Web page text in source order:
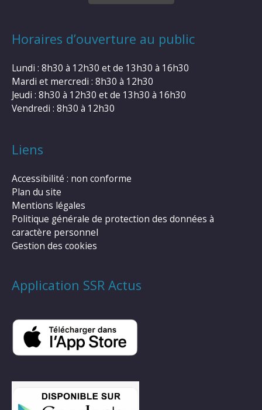
Horaires d’ouverture au public
Lundi : 8h30 à 12h30 et de 13h30 à 16h30
Mardi et mercredi : 8h30 à 12h30
Jeudi : 8h30 à 12h30 et de 13h30 à 16h30
Vendredi : 8h30 à 12h30
Liens
Accessibilité : non conforme
Plan du site
Mentions légales
Politique générale de protection des données à
caractère personnel
Gestion des cookies
Application SSR Actus